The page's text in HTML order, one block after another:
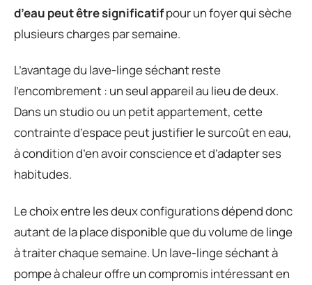
d’eau peut être significatifpour un foyer qui sèche
plusieurs charges par semaine.
L’avantage du lave-linge séchant reste
l’encombrement : un seul appareil au lieu de deux.
Dans un studio ou un petit appartement, cette
contrainte d’espace peut justifier le surcoût en eau,
à condition d’en avoir conscience et d’adapter ses
habitudes.
Le choix entre les deux configurations dépend donc
autant de la place disponible que du volume de linge
à traiter chaque semaine. Un lave-linge séchant à
pompe à chaleur offre un compromis intéressant en